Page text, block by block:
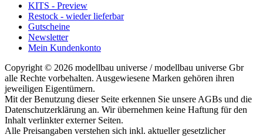
KITS - Preview
Restock - wieder lieferbar
Gutscheine
Newsletter
Mein Kundenkonto
Copyright © 2026 modellbau universe / modellbau universe Gbr
alle Rechte vorbehalten. Ausgewiesene Marken gehören ihren
jeweiligen Eigentümern.
Mit der Benutzung dieser Seite erkennen Sie unsere AGBs und die
Datenschutzerklärung an. Wir übernehmen keine Haftung für den
Inhalt verlinkter externer Seiten.
Alle Preisangaben verstehen sich inkl. aktueller gesetzlicher